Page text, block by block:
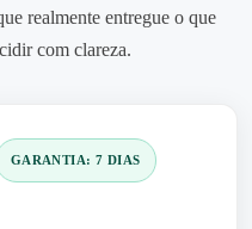
realmente entregue o que
com clareza.
GARANTIA: 7 DIAS